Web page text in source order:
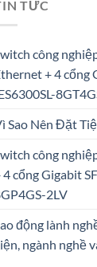
TỨC
công
+ 4 cổng
Sao Nên Đặt
công
4 cổng Gigabit
2LV
động lành
ngành nghề